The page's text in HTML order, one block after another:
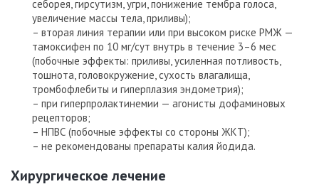
себорея, гирсутизм, угри, понижение тембра голоса,
увеличение массы тела, приливы);
– вторая линия терапии или при высоком риске РМЖ —
тамоксифен по 10 мг/сут внутрь в течение 3–6 мес
(побочные эффекты: приливы, усиленная потливость,
тошнота, головокружение, сухость влагалища,
тромбофлебиты и гиперплазия эндометрия);
– при гиперпролактинемии — агонисты дофаминовых
рецепторов;
– НПВС (побочные эффекты со стороны ЖКТ);
– не рекомендованы препараты калия йодида.
Хирургическое лечение